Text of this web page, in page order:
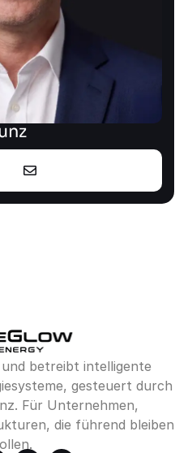
betreibt intelligente
gesteuert durch
Für Unternehmen,
die führend bleiben